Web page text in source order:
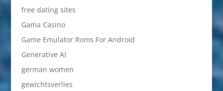
free dating sites
Gama Casino
Game Emulator Roms For Android
Generative AI
german women
gewichtsverlies